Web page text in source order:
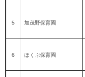
5 加茂野保育園
6 ほくぶ保育園